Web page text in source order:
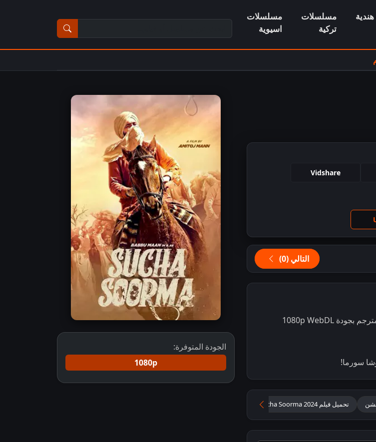
مسلسلات
تركية
مسلسلات
اسيوية
Vidshare
التالي (0)
تحميل فيلم Sucha Soorma 2024 مترجم
الجودة المتوفرة:
1080p